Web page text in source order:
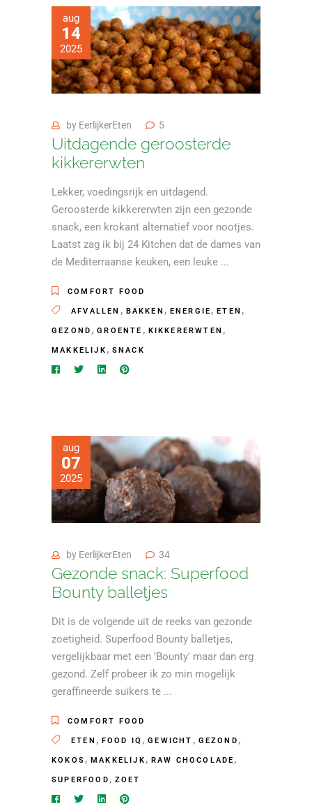
aug
14
2025
by EerlijkerEten 5
Uitdagende geroosterde
kikkererwten
Lekker, voedingsrijk en uitdagend.
Geroosterde kikkererwten zijn een gezonde
snack, een krokant alternatief voor nootjes.
Laatst zag ik bij 24 Kitchen dat de dames van
de Mediterraanse keuken, een leuke
COMFORT FOOD
AFVALLEN , BAKKEN , ENERGIE ,ETEN ,
GEZOND ,GROENTE , KIKKERERWTEN ,
MAKKELIJK , SNACK
aug
07
2025
by EerlijkerEten 34
Gezonde snack: Superfood
Bounty balletjes
Dit is de volgende uit de reeks van gezonde
zoetigheid. Superfood Bounty balletjes,
vergelijkbaar met een 'Bounty' maar dan erg
gezond. Zelf probeer ik zo min mogelijk
geraffineerde suikers te
COMFORT FOOD
ETEN , FOOD IQ ,GEWICHT , GEZOND ,
KOKOS , MAKKELIJK , RAW CHOCOLADE ,
SUPERFOOD , ZOET